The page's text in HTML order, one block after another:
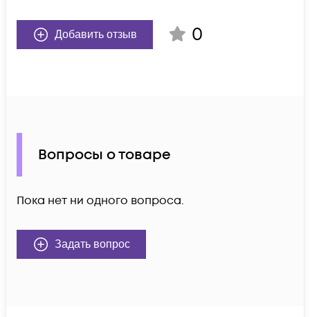
Добавить отзыв 0
Вопросы о товаре
Пока нет ни одного вопроса.
Задать вопрос